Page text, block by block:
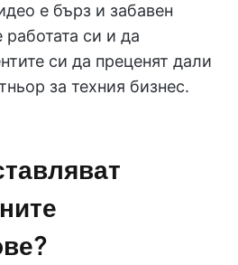
е бърз и забавен
си и да
си да преценят дали
за техния бизнес.